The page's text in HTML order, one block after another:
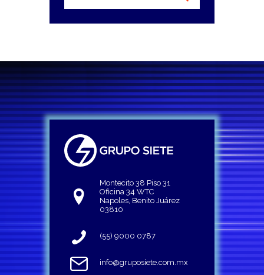
Montecito 38 Piso 31
Oficina 34 WTC
Napoles, Benito Juárez
03810
(55) 9000 0787
info@gruposiete.com.mx